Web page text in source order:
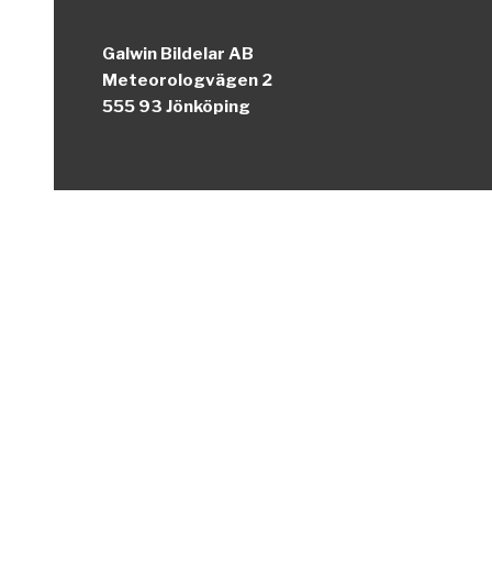
Galwin Bildelar AB
Meteorologvägen 2
555 93 Jönköping